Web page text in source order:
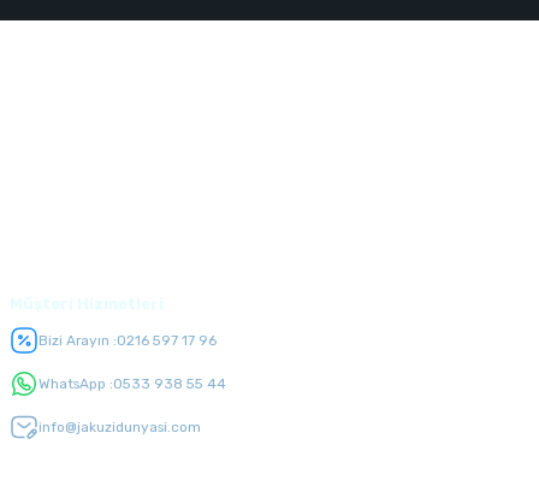
Bizi Arayın :0216 597 17 96
WhatsApp :0533 938 55 44
info@jakuzidunyasi.com